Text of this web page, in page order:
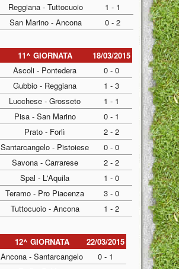
Reggiana - Tuttocuoio
1 - 1
San Marino - Ancona 0 - 2
11^ GIORNATA
18/03/2015
Ascoli - Pontedera
0 - 0
Gubbio - Reggiana
1 - 3
Lucchese - Grosseto
1 - 1
Pisa - San Marino
0 - 1
Prato - Forlì
2 - 2
Santarcangelo - Pistoiese
0 - 0
Savona - Carrarese
2 - 2
Spal - L'Aquila
1 - 0
Teramo - Pro Piacenza
3 - 0
Tuttocuoio - Ancona 1 - 2
12^ GIORNATA
22/03/2015
Ancona - Santarcangelo
0 - 1